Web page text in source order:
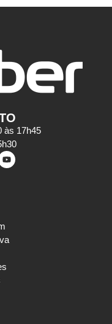
às 17h45